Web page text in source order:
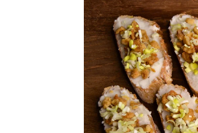
0,0
z
5
hvězdiček.